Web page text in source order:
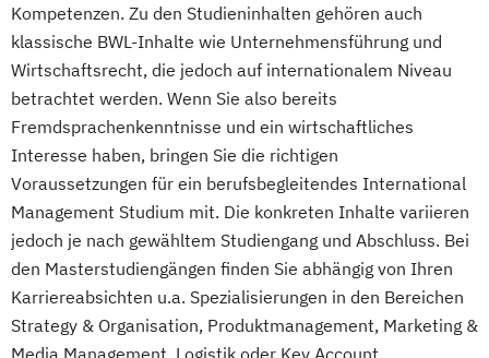
Kompetenzen. Zu den Studieninhalten gehören auch
klassische BWL-Inhalte wie Unternehmensführung und
Wirtschaftsrecht, die jedoch auf internationalem Niveau
betrachtet werden. Wenn Sie also bereits
Fremdsprachenkenntnisse und ein wirtschaftliches
Interesse haben, bringen Sie die richtigen
Voraussetzungen für ein berufsbegleitendes International
Management Studium mit. Die konkreten Inhalte variieren
jedoch je nach gewähltem Studiengang und Abschluss. Bei
den Masterstudiengängen finden Sie abhängig von Ihren
Karriereabsichten u.a. Spezialisierungen in den Bereichen
Strategy & Organisation, Produktmanagement, Marketing &
Media Management, Logistik oder Key Account